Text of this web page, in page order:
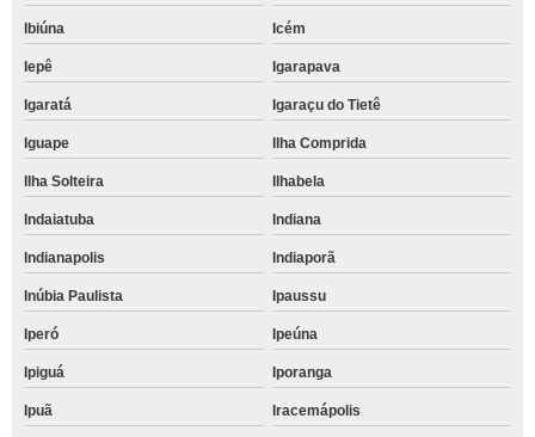
Ibiúna Icém
Iepê Igarapava
Igaratá Igaraçu do Tietê
Iguape Ilha Comprida
Ilha Solteira Ilhabela
Indaiatuba Indiana
Indianapolis Indiaporã
Inúbia Paulista Ipaussu
Iperó Ipeúna
Ipiguá Iporanga
Ipuã Iracemápolis